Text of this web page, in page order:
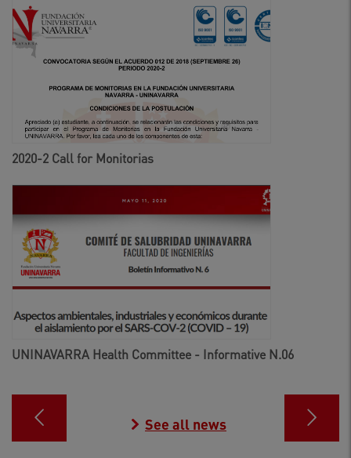
2020-2 Call for Monitorias
UNINAVARRA Health Committee - Informative N.06
See all news